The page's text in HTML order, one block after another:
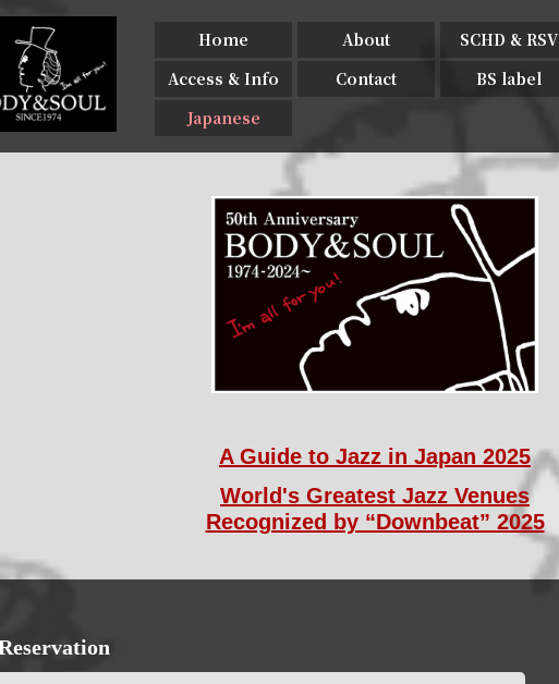
Home About SCHD & RSV
Access & Info
Contact BS label
Japanese
A Guide to Jazz in Japan 2025
World's Greatest Jazz Venues
Recognized by “Downbeat” 2025